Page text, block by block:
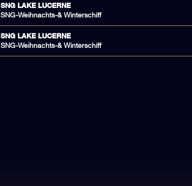
SNG LAKE LUCERNE
SNG-Weihnachts-& Winterschiff
SNG LAKE LUCERNE
SNG-Weihnachts-& Winterschiff